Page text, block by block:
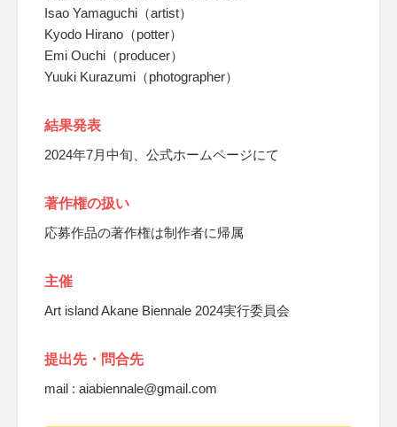
Isao Yamaguchi（artist）
Kyodo Hirano（potter）
Emi Ouchi（producer）
Yuuki Kurazumi（photographer）
結果発表
2024年7月中旬、公式ホームページにて
著作権の扱い
応募作品の著作権は制作者に帰属
主催
Art island Akane Biennale 2024実行委員会
提出先・問合先
mail : aiabiennale@gmail.com